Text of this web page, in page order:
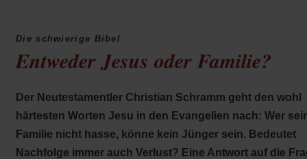
Leserinitiative Publik-Forum e.V.
Urlaub und Nichtstun(Öffnet
neuen
Tab)
Gefährlicher Reichtum(Öffnet
neuen
Tab)
Krieg in
in
einem
neuen
Tab)
Krieg und Frieden(Öffnet
in
neuen
Tab)
Gott neu denken Krieg in der Ukraine
in
Flucht und Migration
Video-Podcast »Veranstaltungen«
Podcast »Veranstaltungen«
Schriftgröße ändern:
Die schwierige Bibel
Entweder Jesus oder Familie?
Der Neutestamentler Christian Schramm geht den wohl
härtesten Worten Jesu in den Evangelien nach: Wer
Familie nicht hasse, könne kein Jünger sein. Bedeutet
Nachfolge immer auch Verlust? Eine Antwort auf die